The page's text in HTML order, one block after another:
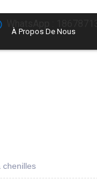
À Propos De Nous
chenilles